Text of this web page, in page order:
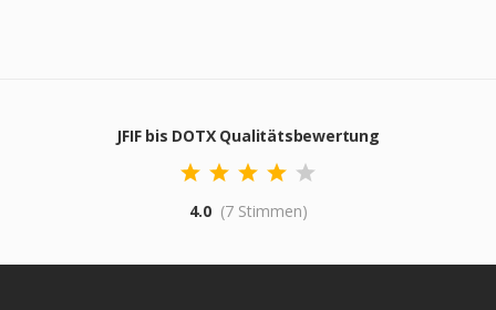
JFIF bis DOTX Qualitätsbewertung
4.0 (7 Stimmen)